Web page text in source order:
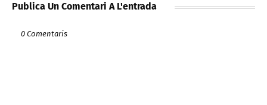
Publica Un Comentari A L'entrada
0 Comentaris